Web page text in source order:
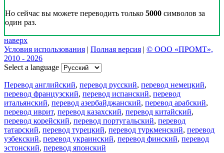
Но сейчас вы можете переводить только 5000 символов за
один раз.
наверх
Условия использования | Полная версия | © ООО «ПРОМТ»,
2010 - 2026
Select a language
Перевод английский, перевод русский, перевод немецкий,
перевод французский, перевод испанский, перевод
итальянский, перевод азербайджанский, перевод арабский,
перевод иврит, перевод казахский, перевод китайский,
перевод корейский, перевод португальский, перевод
татарский, перевод турецкий, перевод туркменский, перевод
узбекский, перевод украинский, перевод финский, перевод
эстонский, перевод японский